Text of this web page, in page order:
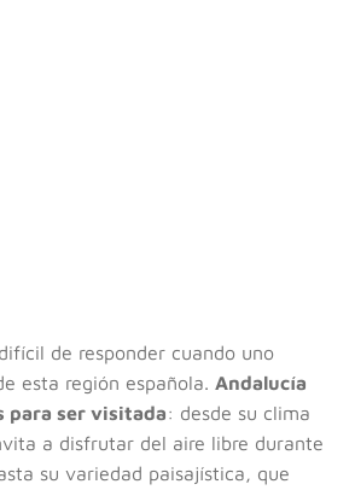
de responder cuando uno
esta región española. Andalucía
para ser visitada: desde su clima
a disfrutar del aire libre durante
su variedad paisajística, que